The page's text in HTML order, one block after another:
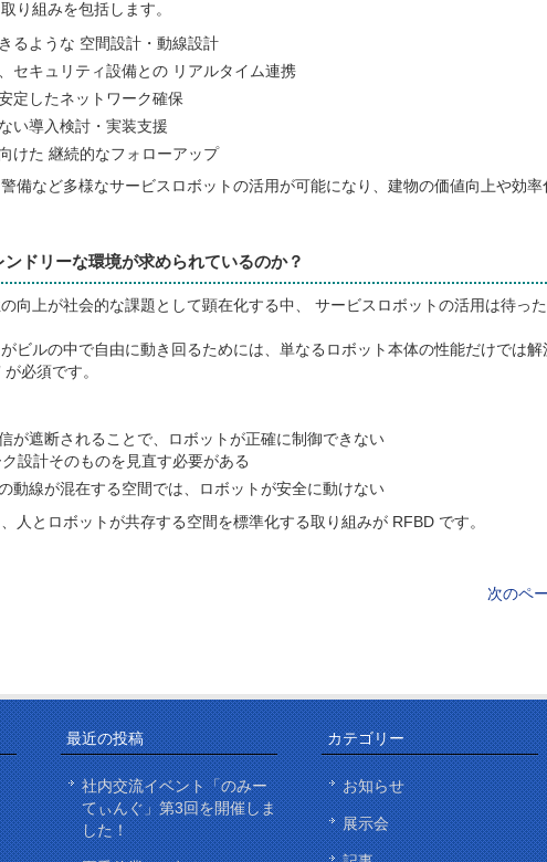
り組みを包括します。
るような 空間設計・動線設計
セキュリティ設備との リアルタイム連携
定したネットワーク確保
い導入検討・実装支援
けた 継続的なフォローアップ
備など多様なサービスロボットの活用が可能になり、建物の価値向上や効率
ドリーな環境が求められているのか？
向上が社会的な課題として顕在化する中、 サービスロボットの活用は待っ
ビルの中で自由に動き回るためには、単なるロボット本体の性能だけでは解
必須です。
が遮断されることで、ロボットが正確に制御できない
設計そのものを見直す必要がある
動線が混在する空間では、ロボットが安全に動けない
人とロボットが共存する空間を標準化する取り組みが RFBD です。
次のペ
最近の投稿
社内交流イベント「のみー
てぃんぐ」第3回を開催しま
した！
カテゴリー
お知らせ
展示会